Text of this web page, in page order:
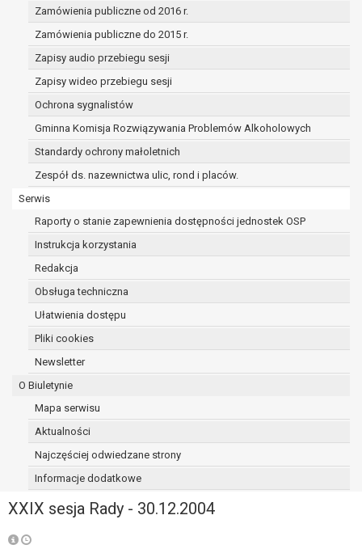
Zamówienia publiczne od 2016 r.
Zamówienia publiczne do 2015 r.
Zapisy audio przebiegu sesji
Zapisy wideo przebiegu sesji
Ochrona sygnalistów
Gminna Komisja Rozwiązywania Problemów Alkoholowych
Standardy ochrony małoletnich
Zespół ds. nazewnictwa ulic, rond i placów.
Serwis
Raporty o stanie zapewnienia dostępności jednostek OSP
Instrukcja korzystania
Redakcja
Obsługa techniczna
Ułatwienia dostępu
Pliki cookies
Newsletter
O Biuletynie
Mapa serwisu
Aktualności
Najczęściej odwiedzane strony
Informacje dodatkowe
XXIX sesja Rady - 30.12.2004
podstawie art. 18 RODO, w przypadku gdy:
osoba, której dane dotyczą
kwestionuje prawidłowość danych
osobowych – na okres pozwalający
administratorowi sprawdzić
przetwarzanie danych jest niezgodne
z prawem, a osoba, której dane
dotyczą, sprzeciwia się usunięciu
danych, żądając w zamian ich
ograniczenia,
danych dla swoich celów, ale osoba,
której dane dotyczą, potrzebuje ich do
ustalenia, obrony lub dochodzenia
roszczeń,
osoba, której dane dotyczą, wniosła
sprzeciw wobec przetwarzania
danych - do czasu ustalenia czy
prawnie uzasadnione podstawy po
podstawie art. 20 RODO, w przypadku gdy
przetwarzanie danych odbywa się na
której dane dotyczą lub na podstawie
zgody wyrażonej przez tą osobę,